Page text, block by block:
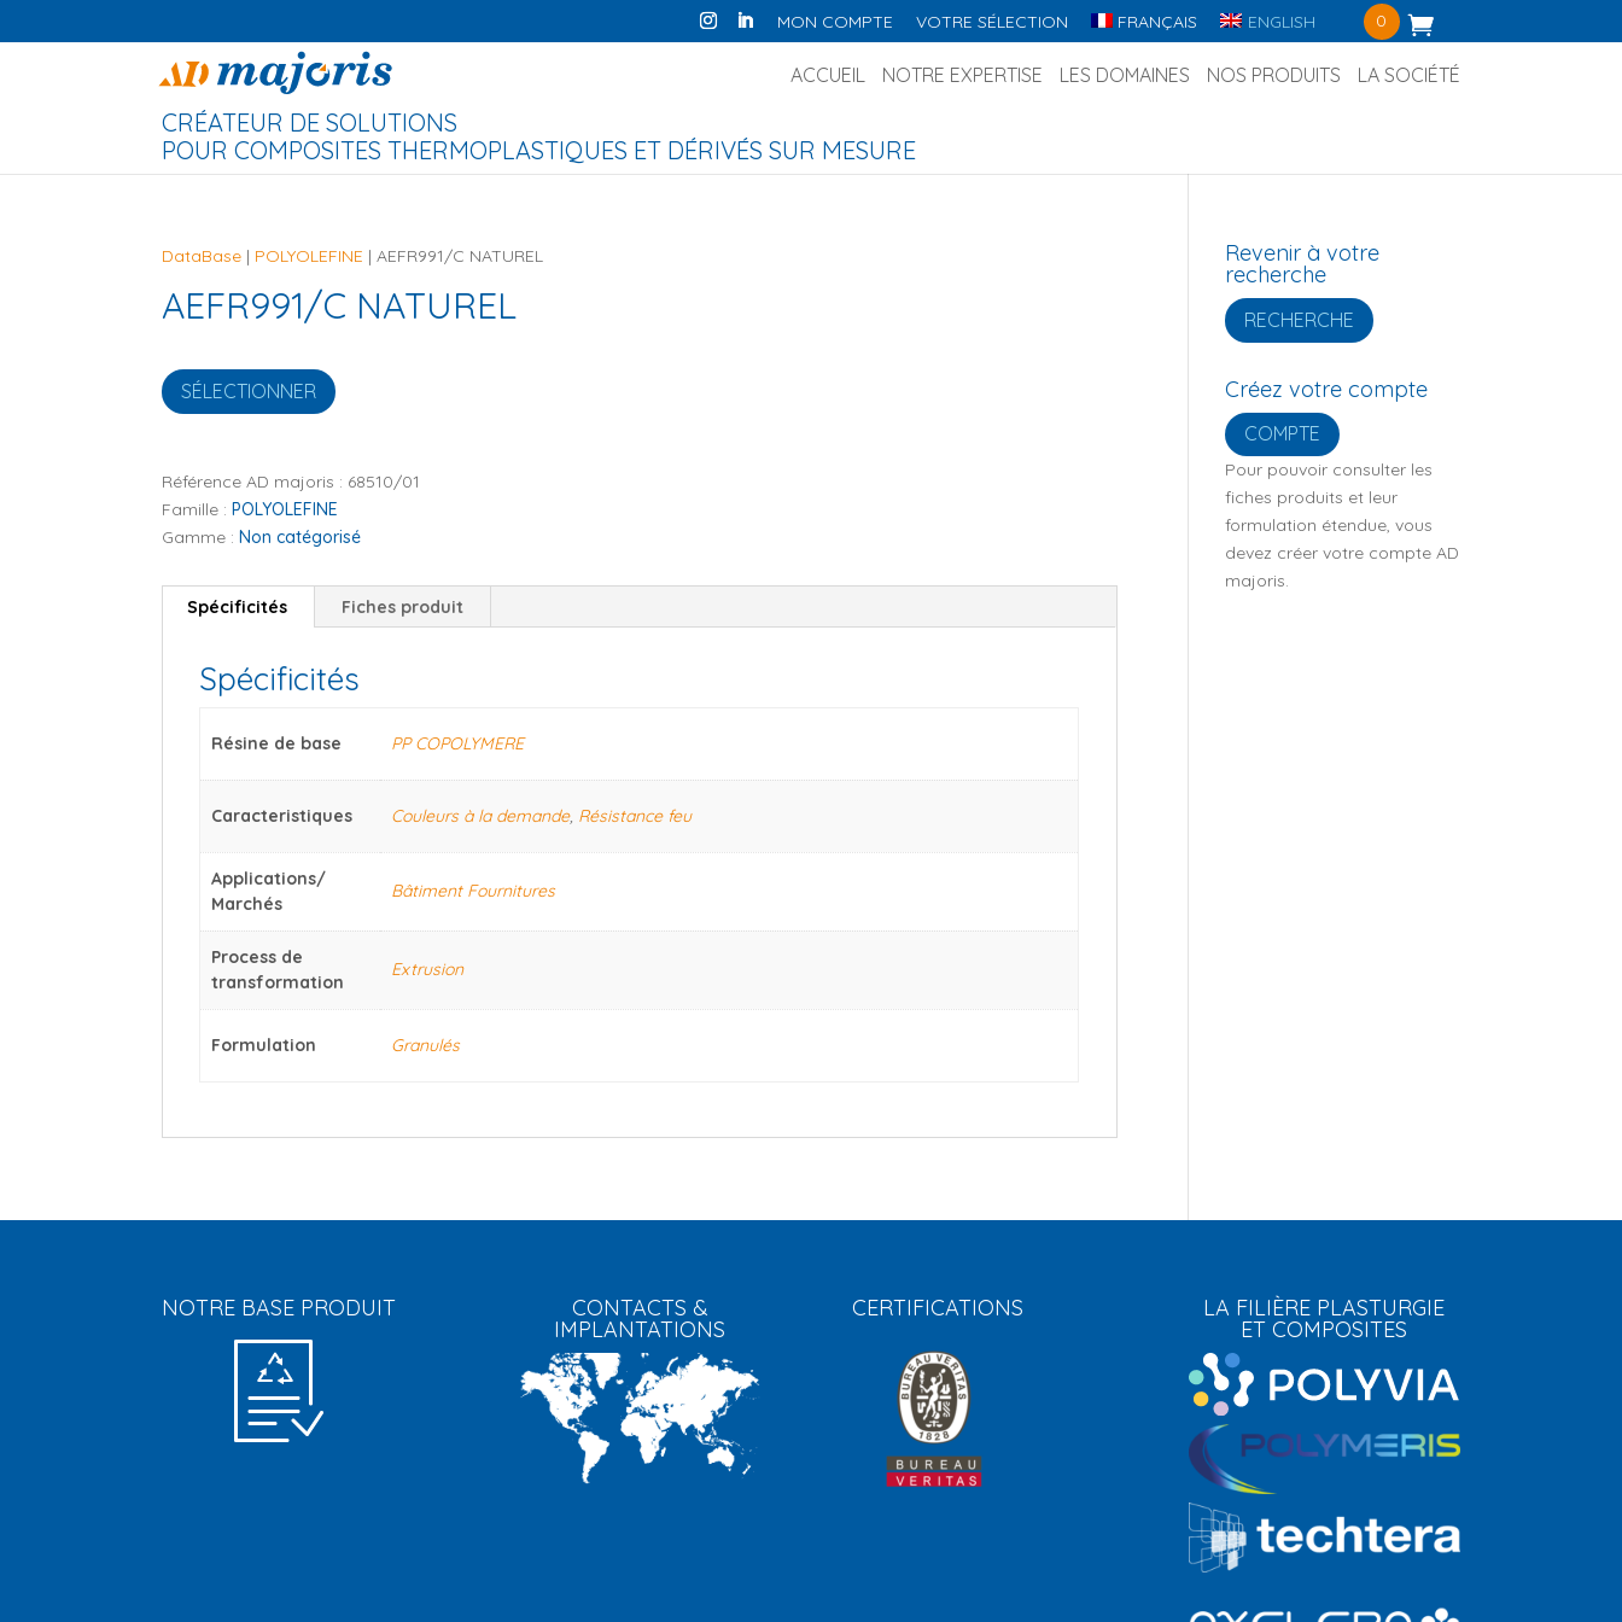
MON COMPTE VOTRE SÉLECTION FRANÇAIS ENGLISH 0
CRÉATEUR DE SOLUTIONS
POUR COMPOSITES THERMOPLASTIQUES ET DÉRIVÉS SUR MESURE
ACCUEIL NOTRE EXPERTISE LES DOMAINES NOS PRODUITS LA SOCIÉTÉ
DataBase | POLYOLEFINE | AEFR991/C NATUREL
AEFR991/C NATUREL
SÉLECTIONNER
Référence AD majoris : 68510/01
Famille :POLYOLEFINE
Gamme :Non catégorisé
Spécificités Fiches produit
Spécificités
Résine de base PP COPOLYMERE
Caracteristiques Couleurs à la demande, Résistance feu
Applications/
Marchés
Bâtiment Fournitures
Process de
transformation
Extrusion
Formulation Granulés
Revenir à votre
recherche
RECHERCHE
Créez votre compte
COMPTE
Pour pouvoir consulter les
fiches produits et leur
formulation étendue, vous
devez créer votre compte AD
majoris.
NOTRE BASE PRODUIT CONTACTS &
IMPLANTATIONS
CERTIFICATIONS LA FILIÈRE PLASTURGIE
ET COMPOSITES